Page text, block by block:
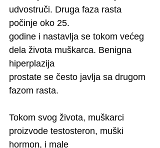
udvostruči. Druga faza rasta
počinje oko 25.
godine i nastavlja se tokom većeg
dela života muškarca. Benigna
hiperplazija
prostate se često javlja sa drugom
fazom rasta.
Tokom svog života, muškarci
proizvode testosteron, muški
hormon, i male